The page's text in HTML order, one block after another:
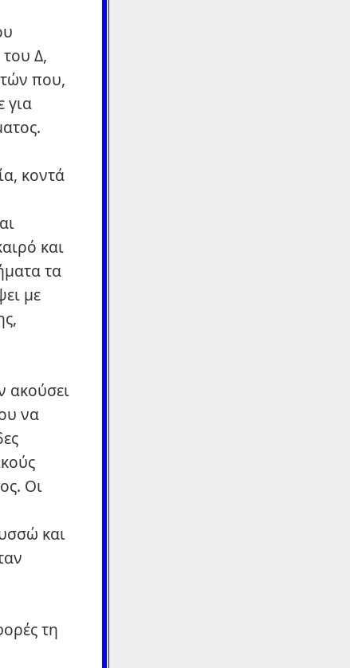
Δ,
που,
για
κοντά
και
τα
με
ακούσει
να
Οι
και
τη